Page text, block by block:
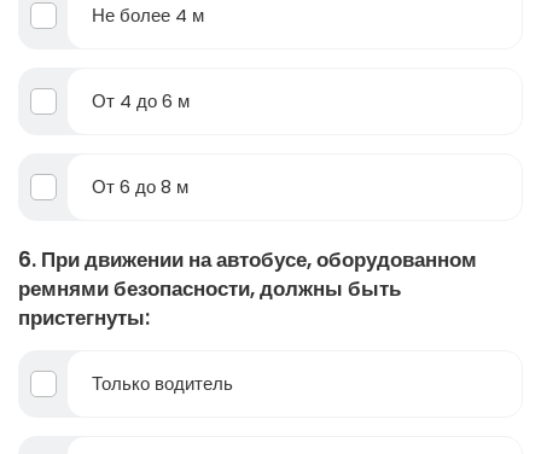
Не более 4 м
От 4 до 6 м
От 6 до 8 м
6. При движении на автобусе, оборудованном
ремнями безопасности, должны быть
пристегнуты:
Только водитель